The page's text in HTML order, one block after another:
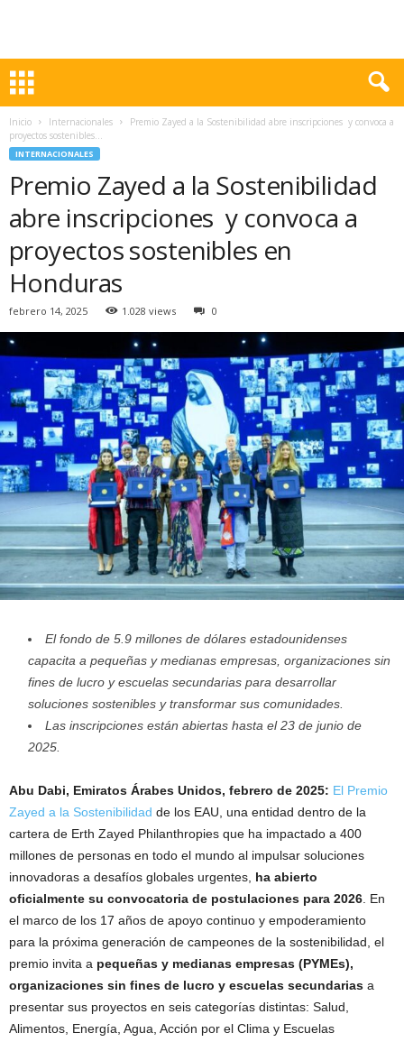
Inicio Internacionales
Premio Zayed a la Sostenibilidad abre inscripciones y convoca a
proyectos sostenibles...
INTERNACIONALES
Premio Zayed a la Sostenibilidad
abre inscripciones y convoca a
proyectos sostenibles en
Honduras
febrero 14, 2025 1.028 views 0
El fondo de 5.9 millones de dólares estadounidenses
capacita a pequeñas y medianas empresas, organizaciones sin
fines de lucro y escuelas secundarias para desarrollar
soluciones sostenibles y transformar sus comunidades.
Las inscripciones están abiertas hasta el 23 de junio de
2025.
Abu Dabi, Emiratos Árabes Unidos, febrero de 2025: El Premio
Zayed a la Sostenibilidad de los EAU, una entidad dentro de la
cartera de Erth Zayed Philanthropies que ha impactado a 400
millones de personas en todo el mundo al impulsar soluciones
innovadoras a desafíos globales urgentes, ha abierto
oficialmente su convocatoria de postulaciones para 2026. En
el marco de los 17 años de apoyo continuo y empoderamiento
para la próxima generación de campeones de la sostenibilidad, el
premio invita a pequeñas y medianas empresas (PYMEs),
organizaciones sin fines de lucro y escuelas secundarias a
presentar sus proyectos en seis categorías distintas: Salud,
Alimentos, Energía, Agua, Acción por el Clima y Escuelas